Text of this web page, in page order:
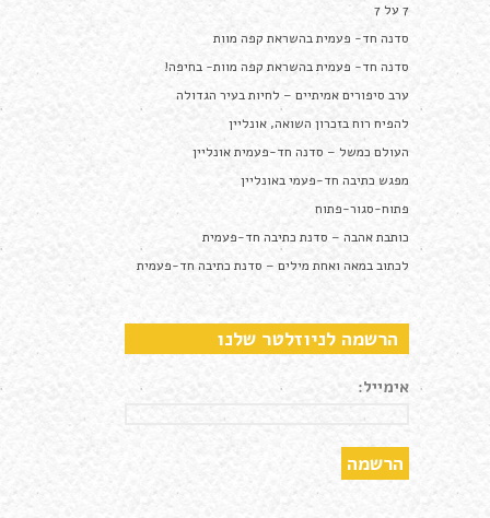
7 על 7
סדנה חד- פעמית בהשראת קפה מוות
סדנה חד- פעמית בהשראת קפה מוות- בחיפה!
ערב סיפורים אמיתיים – לחיות בעיר הגדולה
להפיח רוח בזכרון השואה, אונליין
העולם כמשל – סדנה חד-פעמית אונליין
מפגש כתיבה חד-פעמי באונליין
פתוח-סגור-פתוח
כותבת אהבה – סדנת כתיבה חד-פעמית
לכתוב במאה ואחת מילים – סדנת כתיבה חד-פעמית
הרשמה לניוזלטר שלנו
אימייל: